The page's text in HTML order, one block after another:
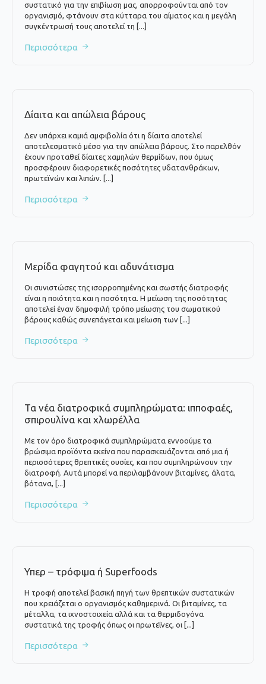
συστατικό για την επιβίωση μας, απορροφούνται από τον
οργανισμό, φτάνουν στα κύτταρα του αίματος και η μεγάλη
συγκέντρωσή τους αποτελεί τη [...]
Περισσότερα
Δίαιτα και απώλεια βάρους
Δεν υπάρχει καμιά αμφιβολία ότι η δίαιτα αποτελεί
αποτελεσματικό μέσο για την απώλεια βάρους. Στο παρελθόν
έχουν προταθεί δίαιτες χαμηλών θερμίδων, που όμως
προσφέρουν διαφορετικές ποσότητες υδατανθράκων,
πρωτεϊνών και λιπών. [...]
Περισσότερα
Μερίδα φαγητού και αδυνάτισμα
Οι συνιστώσες της ισορροπημένης και σωστής διατροφής
είναι η ποιότητα και η ποσότητα. Η μείωση της ποσότητας
αποτελεί έναν δημοφιλή τρόπο μείωσης του σωματικού
βάρους καθώς συνεπάγεται και μείωση των [...]
Περισσότερα
Τα νέα διατροφικά συμπληρώματα: ιπποφαές,
σπιρουλίνα και χλωρέλλα
Με τον όρο διατροφικά συμπληρώματα εννοούμε τα
βρώσιμα προϊόντα εκείνα που παρασκευάζονται από μια ή
περισσότερες θρεπτικές ουσίες, και που συμπληρώνουν την
διατροφή. Αυτά μπορεί να περιλαμβάνουν βιταμίνες, άλατα,
βότανα, [...]
Περισσότερα
Υπερ – τρόφιμα ή Superfoods
Η τροφή αποτελεί βασική πηγή των θρεπτικών συστατικών
που χρειάζεται ο οργανισμός καθημερινά. Οι βιταμίνες, τα
μέταλλα, τα ιχνοστοιχεία αλλά και τα θερμιδογόνα
συστατικά της τροφής όπως οι πρωτεΐνες, οι [...]
Περισσότερα